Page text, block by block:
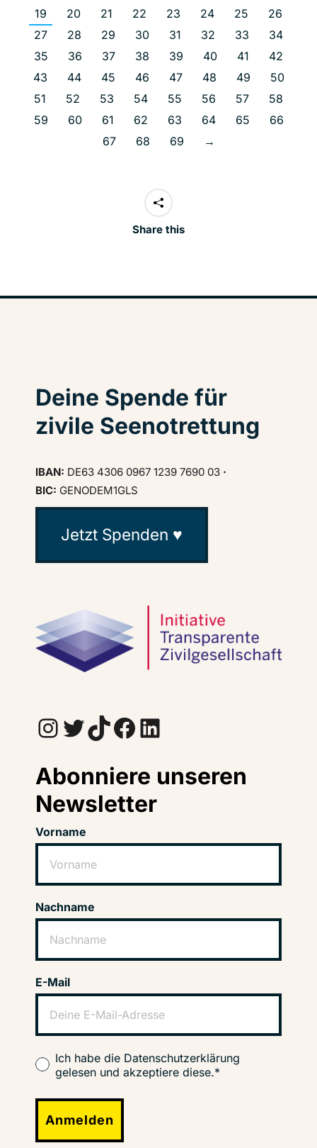
19
20 21 22 23 24 25
26
27
28 29 30 31 32 33
34
35
36 37 38 39 40 41
42
43
44 45 46 47 48 49
50
51
52 53 54 55 56 57
58
59
60 61 62 63 64 65
66
67
68 69 →
Share this
Deine Spende für
zivile Seenotrettung
IBAN: DE63 4306 0967 1239 7690 03 ·
BIC: GENODEM1GLS
Jetzt Spenden ♥
InstagramTwitter TikTok Facebook LinkedIn
Abonniere unseren
Newsletter
Vorname
Nachname
E-Mail
Ich habe die Datenschutzerklärung
gelesen und akzeptiere diese.*
Anmelden